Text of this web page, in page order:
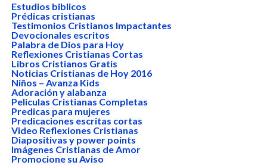
Estudios biblicos
Prédicas cristianas
Testimonios Cristianos Impactantes
Devocionales escritos
Palabra de Dios para Hoy
Reflexiones Cristianas Cortas
Libros Cristianos Gratis
Noticias Cristianas de Hoy 2016
Niños – Avanza Kids
Adoración y alabanza
Peliculas Cristianas Completas
Predicas para mujeres
Predicaciones escritas cortas
Video Reflexiones Cristianas
Diapositivas y power points
Imágenes Cristianas de Amor
Promocione su Aviso